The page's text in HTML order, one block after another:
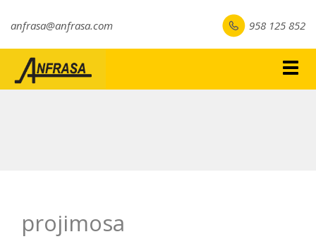
anfrasa@anfrasa.com 958 125 852
projimosa